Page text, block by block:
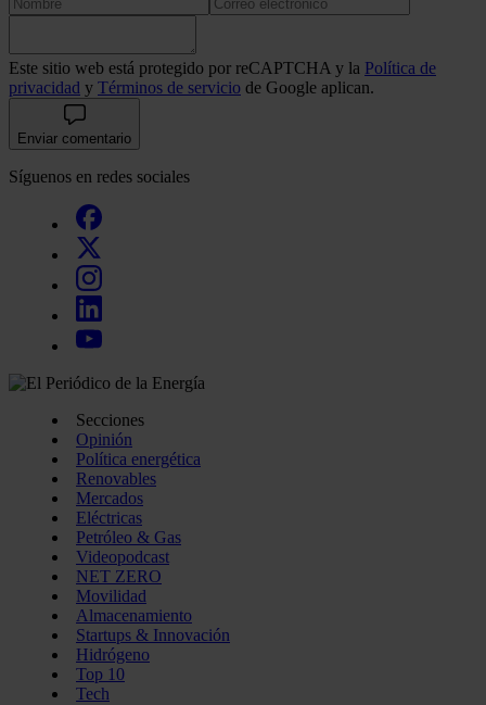
Este sitio web está protegido por reCAPTCHA y la Política de
privacidad y Términos de servicio de Google aplican.
Enviar comentario
Síguenos en redes sociales
Secciones
Opinión
Política energética
Renovables
Mercados
Eléctricas
Petróleo & Gas
Videopodcast
NET ZERO
Movilidad
Almacenamiento
Startups & Innovación
Hidrógeno
Top 10
Tech